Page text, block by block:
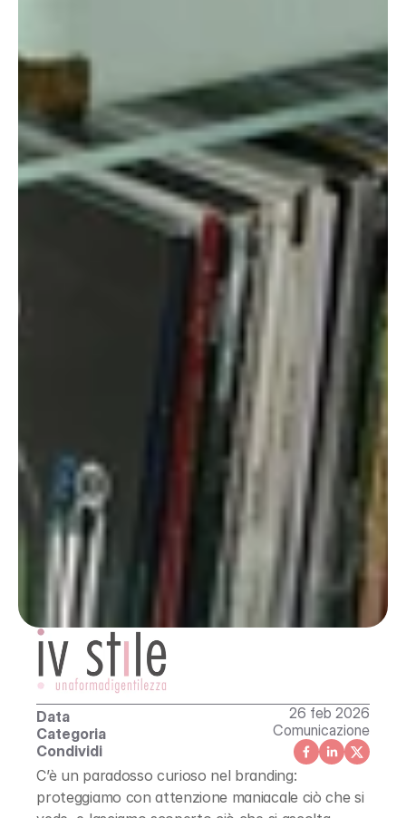
Data
Categoria
Condividi
26 feb 2026
Comunicazione
C’è un paradosso curioso nel branding:
proteggiamo con attenzione maniacale ciò che si